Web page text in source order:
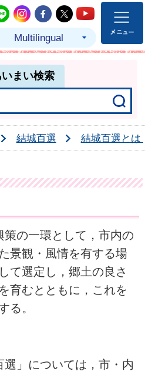
結城市公式LINE
結城市公式Instagram
結城市公式
結城市公式
結城市
Multilingual
いまい検索
結城百選 結城百選とは
の一環として，市内の
景観・風情を有する場
て選定し，郷土の良さ
育むとともに，これを
る。
」については，市・内